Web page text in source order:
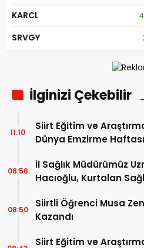
KARCL
SRVGY
İlginizi Çekebilir
Siirt Eğitim ve
Dünya Emzirme
11:10
İl Sağlık Müdürümüz
Hacıoğlu, Kurtalan
08:56
Siirtli Öğrenci Musa
Kazandı
08:50
Siirt Eğitim ve